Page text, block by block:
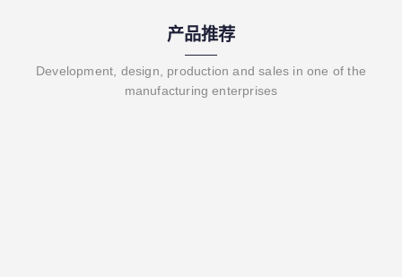
产品推荐
Development, design, production and sales in one of the
manufacturing enterprises